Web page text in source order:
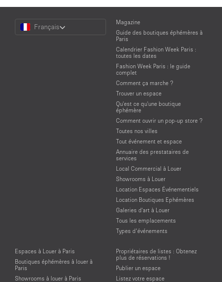
Choose
Language
Français
Magazine
Guide des boutiques éphémères à
Paris
Calendrier Fashion Week Paris :
toutes les dates
Fashion Week Paris : le guide
complet
Comment ça marche ?
Trouver un espace
Qu'est ce qu'une boutique
éphémère
Comment ouvrir un pop-up store ?
Toutes nos villes
Tout événement et espace
Annuaire des prestataires de
services
Local Commercial à Louer
Showrooms à Louer
Location Espaces Événementiels
Location Boutiques Ephémères
Galeries d'art à Louer
Tous les emplacements
Types d’événements
Espaces à Louer à Paris
Boutiques éphémères à louer à
Paris
Showrooms à louer à Paris
Propriétaires de listes : Obtenez
plus de réservations !
Publier un espace
Listez votre espace